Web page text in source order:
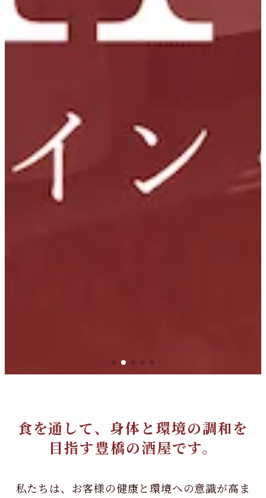
食を通して、身体と環境の調和を
目指す豊橋の酒屋です。
私たちは、お客様の健康と環境への意識が高ま